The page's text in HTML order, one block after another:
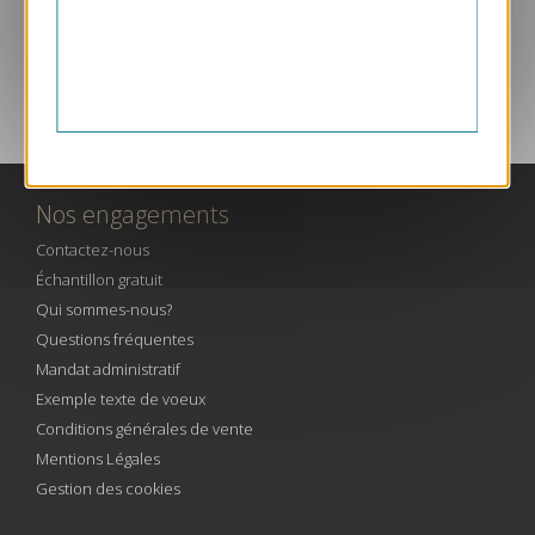
Nos engagements
Contactez-nous
Échantillon gratuit
Qui sommes-nous?
Questions fréquentes
Mandat administratif
Exemple texte de voeux
Conditions générales de vente
Mentions Légales
Gestion des cookies